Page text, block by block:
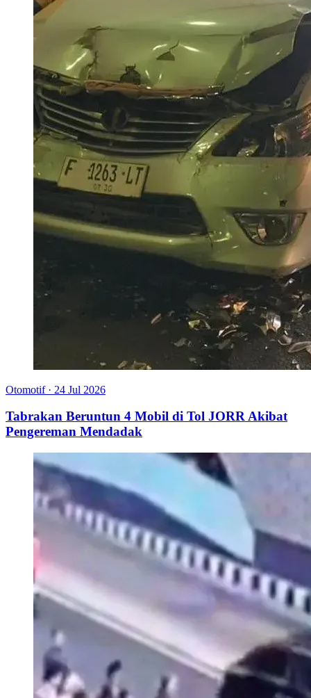
Otomotif · 24 Jul 2026
Tabrakan Beruntun 4 Mobil di Tol JORR Akibat
Pengereman Mendadak